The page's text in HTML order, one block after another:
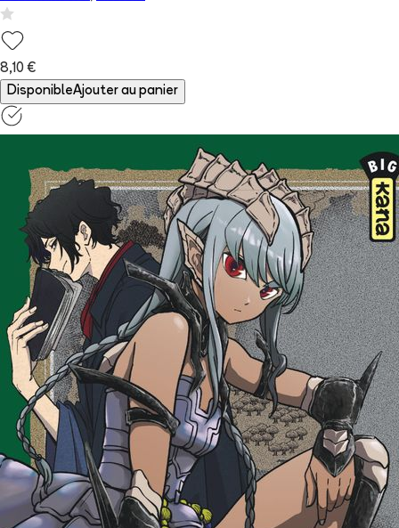
8,10 €
DisponibleAjouter au panier